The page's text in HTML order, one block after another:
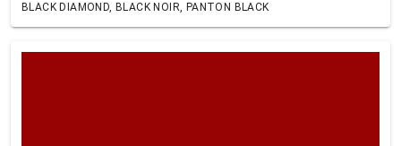
BLACK DIAMOND, BLACK NOIR, PANTON BLACK